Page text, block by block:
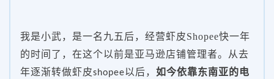
我是小武，是一名九五后，经营虾皮Shopee快一年
的时间了，在这个以前是亚马逊店铺管理者。从去
年逐渐转做虾皮shopee以后， 如今依靠东南亚的电